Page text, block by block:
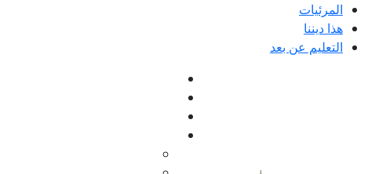
المرئيات
هذا ديننا
التعليم عن بعد